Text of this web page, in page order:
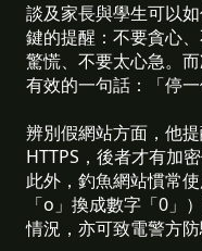
談及家長與學生可以
鍵的提醒：不要貪心
驚慌、不要太心急。
有效的一句話：「停
辨別假網站方面，他
HTTPS，後者才有加
此外，釣魚網站慣常
「o」換成數字「0」
情況，亦可致電警方